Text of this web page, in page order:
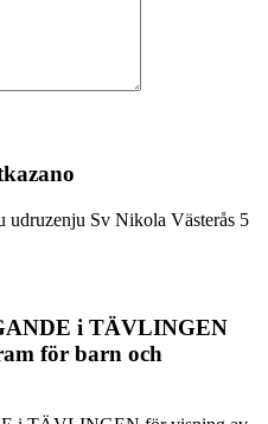
udruzenju Sv Nikola Västerås 5
i TÄVLINGEN
för barn och